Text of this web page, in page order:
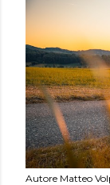
Autore Matteo